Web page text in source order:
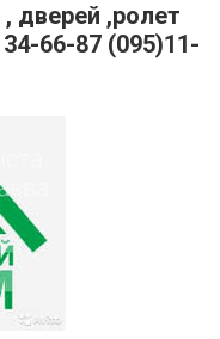
дверей ,ролет
66-87 (095)11-